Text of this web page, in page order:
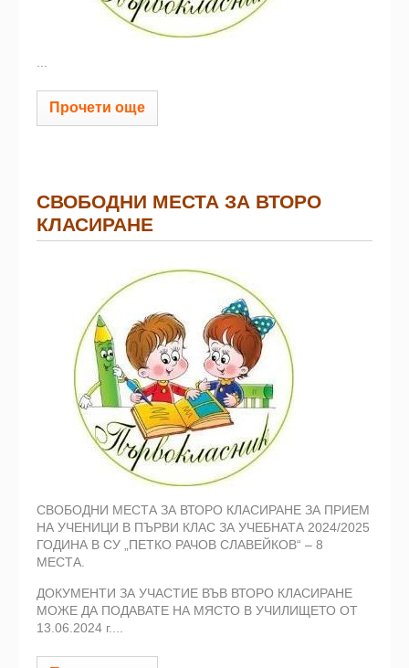
...
Прочети още
СВОБОДНИ МЕСТА ЗА ВТОРО
КЛАСИРАНЕ
СВОБОДНИ МЕСТА ЗА ВТОРО КЛАСИРАНЕ ЗА ПРИЕМ
НА УЧЕНИЦИ В ПЪРВИ КЛАС ЗА УЧЕБНАТА 2024/2025
ГОДИНА В СУ „ПЕТКО РАЧОВ СЛАВЕЙКОВ“ – 8
МЕСТА.
ДОКУМЕНТИ ЗА УЧАСТИЕ ВЪВ ВТОРО КЛАСИРАНЕ
МОЖЕ ДА ПОДАВАТЕ НА МЯСТО В УЧИЛИЩЕТО ОТ
13.06.2024 г....